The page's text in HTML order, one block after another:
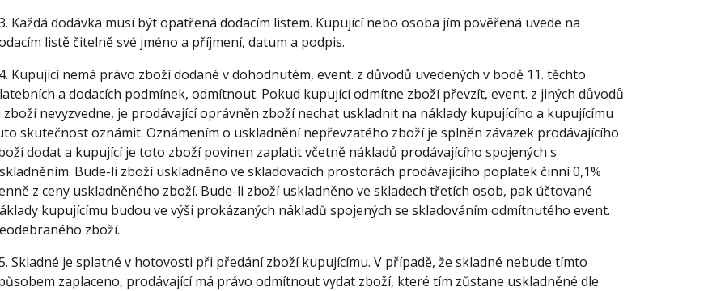
Každá dodávka musí být opatřená dodacím listem. Kupující nebo osoba jím pověřená uvede na
listě čitelně své jméno a příjmení, datum a podpis.
Kupující nemá právo zboží dodané v dohodnutém, event. z důvodů uvedených v bodě 11. těchto
a dodacích podmínek, odmítnout. Pokud kupující odmítne zboží převzít, event. z jiných důvodů
zboží nevyzvedne, je prodávající oprávněn zboží nechat uskladnit na náklady kupujícího a kupujícímu
skutečnost oznámit. Oznámením o uskladnění nepřevzatého zboží je splněn závazek prodávajícího
dodat a kupující je toto zboží povinen zaplatit včetně nákladů prodávajícího spojených s
Bude-li zboží uskladněno ve skladovacích prostorách prodávajícího poplatek činní 0,1%
z ceny uskladněného zboží. Bude-li zboží uskladněno ve skladech třetích osob, pak účtované
kupujícímu budou ve výši prokázaných nákladů spojených se skladováním odmítnutého event.
zboží.
Skladné je splatné v hotovosti při předání zboží kupujícímu. V případě, že skladné nebude tímto
zaplaceno, prodávající má právo odmítnout vydat zboží, které tím zůstane uskladněné dle